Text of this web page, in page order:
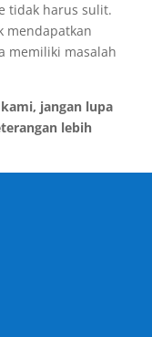
tidak harus sulit.
mendapatkan
memiliki masalah
jangan lupa
lebih